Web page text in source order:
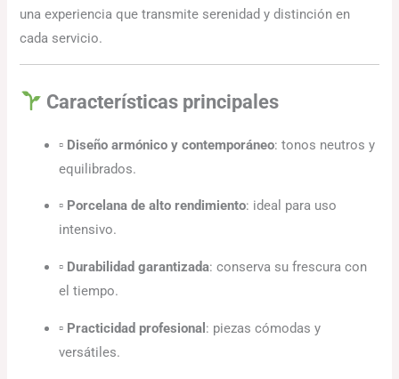
una experiencia que transmite serenidad y distinción en
cada servicio.
Características principales
▫ Diseño armónico y contemporáneo: tonos neutros y
equilibrados.
▫ Porcelana de alto rendimiento: ideal para uso
intensivo.
▫ Durabilidad garantizada: conserva su frescura con
el tiempo.
▫ Practicidad profesional : piezas cómodas y
versátiles.